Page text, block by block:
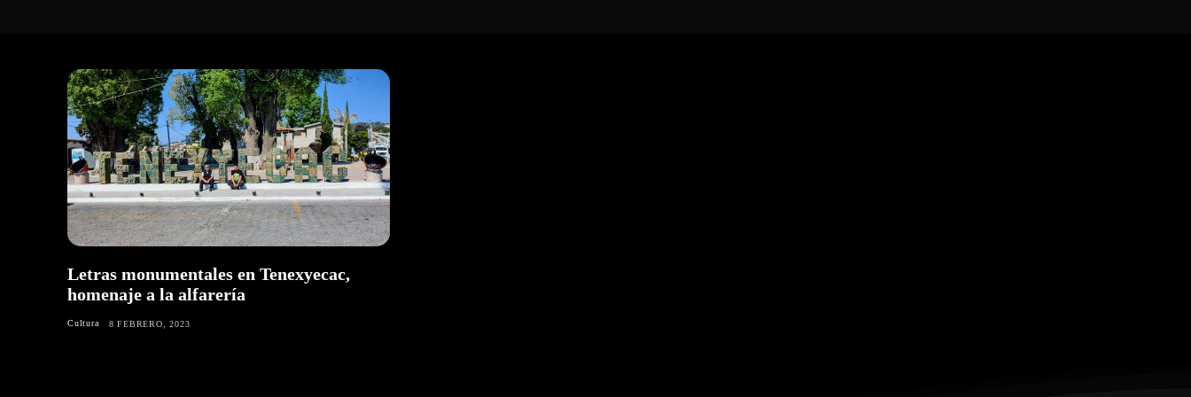
Letras monumentales en Tenexyecac,
homenaje a la alfarería
Cultura 8 FEBRERO, 2023